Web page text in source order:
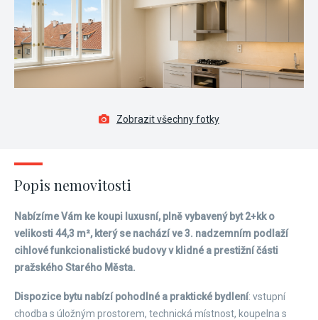
Zobrazit všechny fotky
Popis nemovitosti
Nabízíme Vám ke koupi luxusní, plně vybavený byt 2+kk o
velikosti 44,3 m², který se nachází ve 3. nadzemním podlaží
cihlové funkcionalistické budovy v klidné a prestižní části
pražského Starého Města.
Dispozice bytu nabízí pohodlné a praktické bydlení: vstupní
chodba s úložným prostorem, technická místnost, koupelna s